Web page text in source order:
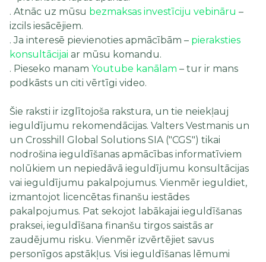
. Atnāc uz mūsu bezmaksas investīciju vebināru –
izcils iesācējiem.
. Ja interesē pievienoties apmācībām – pieraksties
konsultācijai ar mūsu komandu.
. Pieseko manam Youtube kanālam – tur ir mans
podkāsts un citi vērtīgi video.
Šie raksti ir izglītojoša rakstura, un tie neiekļauj
ieguldījumu rekomendācijas. Valters Vestmanis un
un Crosshill Global Solutions SIA ("CGS") tikai
nodrošina ieguldīšanas apmācības informatīviem
nolūkiem un nepiedāvā ieguldījumu konsultācijas
vai ieguldījumu pakalpojumus. Vienmēr ieguldiet,
izmantojot licencētas finanšu iestādes
pakalpojumus. Pat sekojot labākajai ieguldīšanas
praksei, ieguldīšana finanšu tirgos saistās ar
zaudējumu risku. Vienmēr izvērtējiet savus
personīgos apstākļus. Visi ieguldīšanas lēmumi